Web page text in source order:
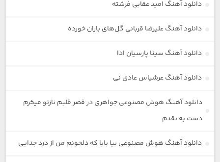
دانلود آهنگ امید عقابی فرشته
دانلود آهنگ علیرضا قربانی گل‌های باران خورده
دانلود آهنگ سینا پارسیان ادا
دانلود آهنگ عرشیاس عادی نی
دانلود آهنگ هوش مصنوعی جواهری در قصر قلبم نازتو میخرم
دست به نقدم
دانلود آهنگ هوش مصنوعی بیا بابا که دلخونم من از درد جدایی